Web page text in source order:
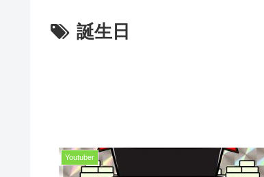
誕生日
Youtuber